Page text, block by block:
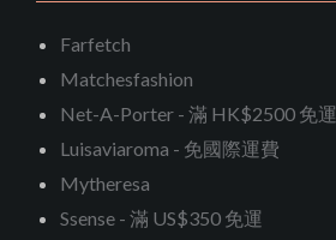
Farfetch
Matchesfashion
Net-A-Porter - 滿 HK$2500 免運
Luisaviaroma - 免國際運費
Mytheresa
Ssense - 滿 US$350 免運